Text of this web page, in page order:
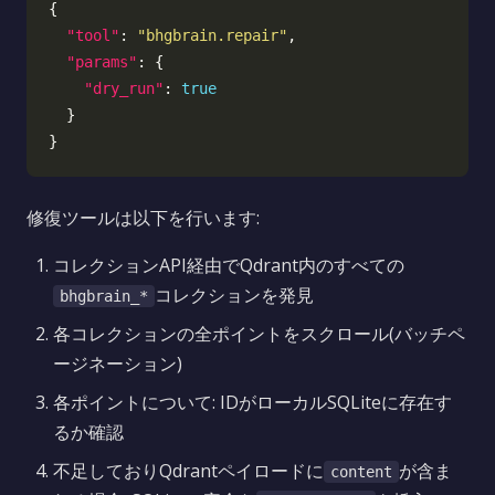
"tool" : "bhgbrain.repair"
"params"
"dry_run" : true
修復ツールは以下を行います:
コレクションAPI経由でQdrant内のすべての
bhgbrain_* コレクションを発見
各コレクションの全ポイントをスクロール(バッチペ
ージネーション)
各ポイントについて: IDがローカルSQLiteに存在す
るか確認
不足しておりQdrantペイロードに content が含ま